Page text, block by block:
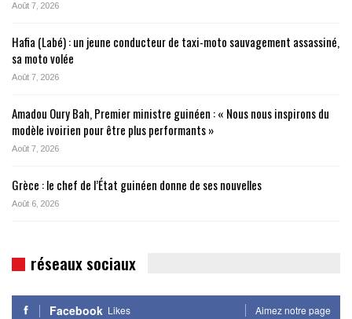
Août 7, 2026
Hafia (Labé) : un jeune conducteur de taxi-moto sauvagement assassiné,
sa moto volée
Août 7, 2026
Amadou Oury Bah, Premier ministre guinéen : « Nous nous inspirons du
modèle ivoirien pour être plus performants »
Août 7, 2026
Grèce : le chef de l’État guinéen donne de ses nouvelles
Août 6, 2026
réseaux sociaux
Facebook Likes Aimez notre page